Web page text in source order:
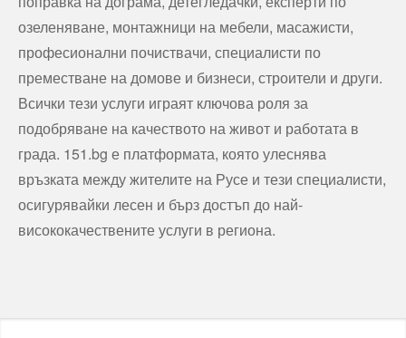
озеленяване, монтажници на мебели, масажисти,
професионални почиствачи, специалисти по
преместване на домове и бизнеси, строители и други.
Всички тези услуги играят ключова роля за
подобряване на качеството на живот и работата в
града. 151.bg е платформата, която улеснява
връзката между жителите на Русе и тези специалисти,
осигурявайки лесен и бърз достъп до най-
висококачествените услуги в региона.